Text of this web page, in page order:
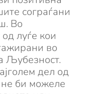
сограѓани
Во
луѓе кои
во
Љубезност.
дел од
би можеле